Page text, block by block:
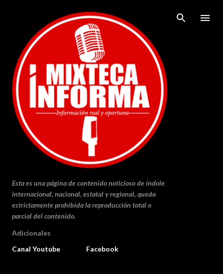
Ir al contenido principal
Esta es una página de contenido noticioso de índole
internacional, nacional, estatal y regional, queda
estrictamente prohibida la reproducción total o
parcial del contenido.
Adicionales
Canal Youtube
Facebook